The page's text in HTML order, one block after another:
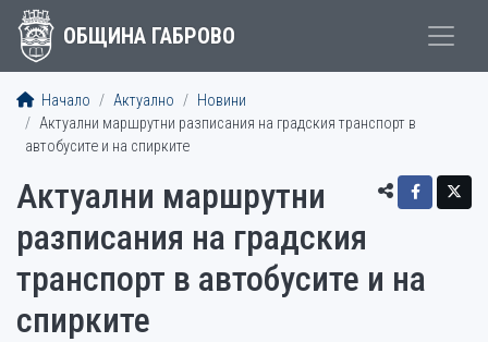
ОБЩИНА ГАБРОВО
Начало Актуално
Новини
Актуални маршрутни разписания на градския транспорт в
автобусите и на спирките
Актуални маршрутни
разписания на градския
транспорт в автобусите и на
спирките